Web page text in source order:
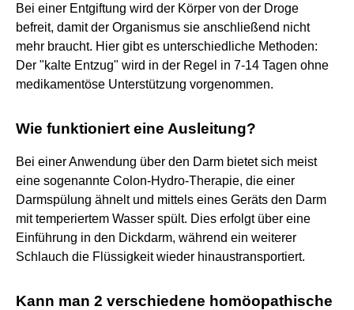
Bei einer Entgiftung wird der Körper von der Droge
befreit, damit der Organismus sie anschließend nicht
mehr braucht. Hier gibt es unterschiedliche Methoden:
Der "kalte Entzug" wird in der Regel in 7-14 Tagen ohne
medikamentöse Unterstützung vorgenommen.
Wie funktioniert eine Ausleitung?
Bei einer Anwendung über den Darm bietet sich meist
eine sogenannte Colon-Hydro-Therapie, die einer
Darmspülung ähnelt und mittels eines Geräts den Darm
mit temperiertem Wasser spült. Dies erfolgt über eine
Einführung in den Dickdarm, während ein weiterer
Schlauch die Flüssigkeit wieder hinaustransportiert.
Kann man 2 verschiedene homöopathische